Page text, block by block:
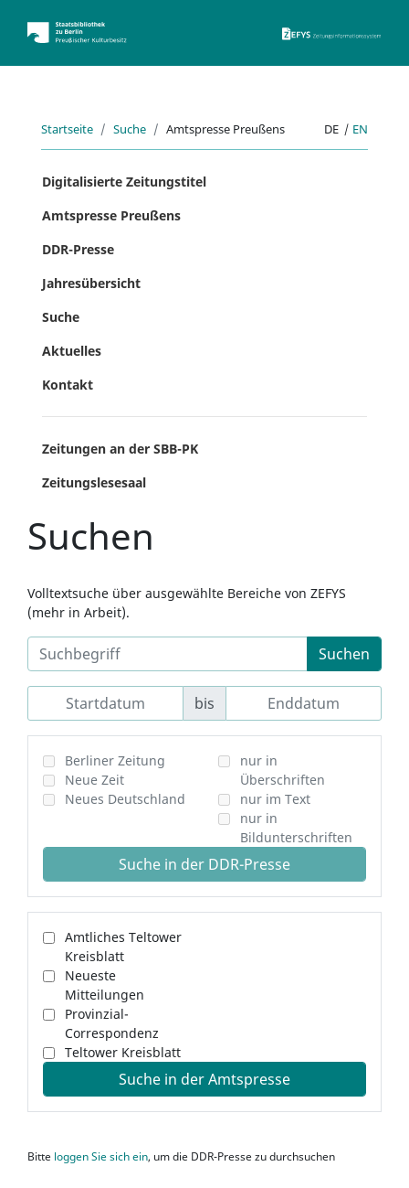
Startseite Suche Amtspresse Preußens DE | EN
Digitalisierte Zeitungstitel
Amtspresse Preußens
DDR-Presse
Jahresübersicht
Suche
Aktuelles
Kontakt
Zeitungen an der SBB-PK
Zeitungslesesaal
Suchen
Volltextsuche über ausgewählte Bereiche von ZEFYS
(mehr in Arbeit).
Suchen
bis
Berliner Zeitung
Neue Zeit
Neues Deutschland
nur in
Überschriften
nur im Text
nur in
Bildunterschriften
Suche in der DDR-Presse
Amtliches Teltower
Kreisblatt
Neueste
Mitteilungen
Provinzial-
Correspondenz
Teltower Kreisblatt
Suche in der Amtspresse
Bitte loggen Sie sich ein, um die DDR-Presse zu durchsuchen